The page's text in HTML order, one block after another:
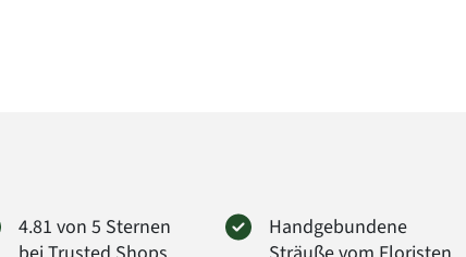
4.81 von 5 Sternen
Handgebundene